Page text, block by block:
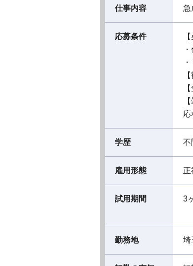
仕事内容 急
応募条件
応
学歴 不
雇用形態 正
試用期間 3
勤務地 埼